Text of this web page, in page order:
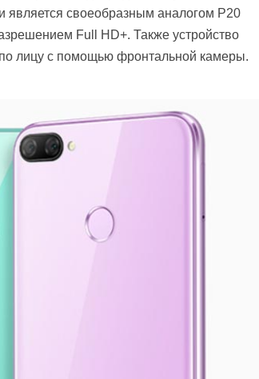
своеобразным аналогом P20
Full HD+. Также устройство
лицу с помощью фронтальной камеры.